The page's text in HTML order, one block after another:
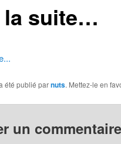
la suite…
été publié parnuts. Mettez-le en
un commentaire